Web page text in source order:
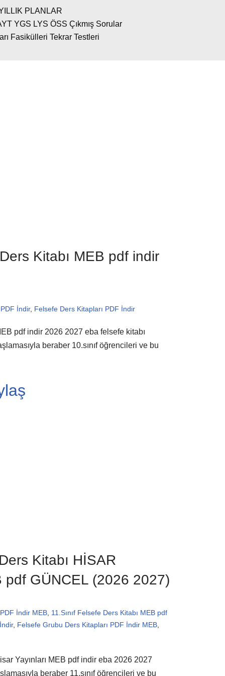
PLANLAR
YGS LYS ÖSS Çıkmış Sorular
Fasikülleri Tekrar Testleri
Kitabı MEB pdf indir
İndir, Felsefe Ders Kitapları PDF İndir
pdf indir 2026 2027 eba felsefe kitabı
beraber 10.sınıf öğrencileri ve bu
Kitabı HİSAR
pdf GÜNCEL (2026 2027)
İndir MEB 11.Sınıf Felsefe Ders Kitabı MEB pdf
, Felsefe Grubu Ders Kitapları PDF İndir MEB
Yayınları MEB pdf indir eba 2026 2027
beraber 11.sınıf öğrencileri ve bu